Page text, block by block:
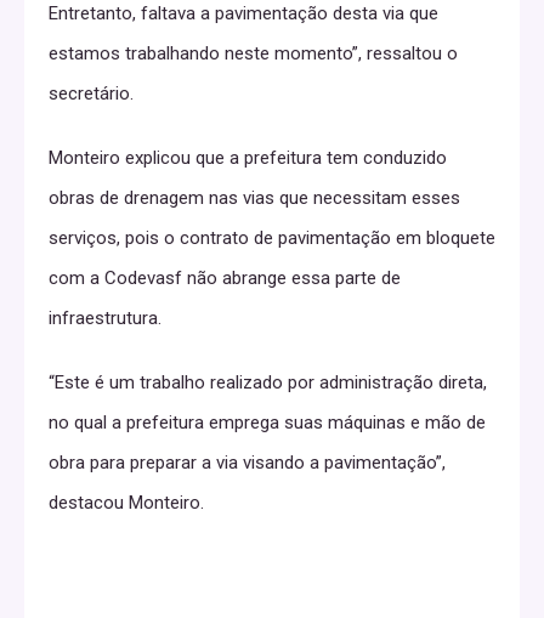
Entretanto, faltava a pavimentação desta via que
estamos trabalhando neste momento”, ressaltou o
secretário.
Monteiro explicou que a prefeitura tem conduzido
obras de drenagem nas vias que necessitam esses
serviços, pois o contrato de pavimentação em bloquete
com a Codevasf não abrange essa parte de
infraestrutura.
“Este é um trabalho realizado por administração direta,
no qual a prefeitura emprega suas máquinas e mão de
obra para preparar a via visando a pavimentação”,
destacou Monteiro.